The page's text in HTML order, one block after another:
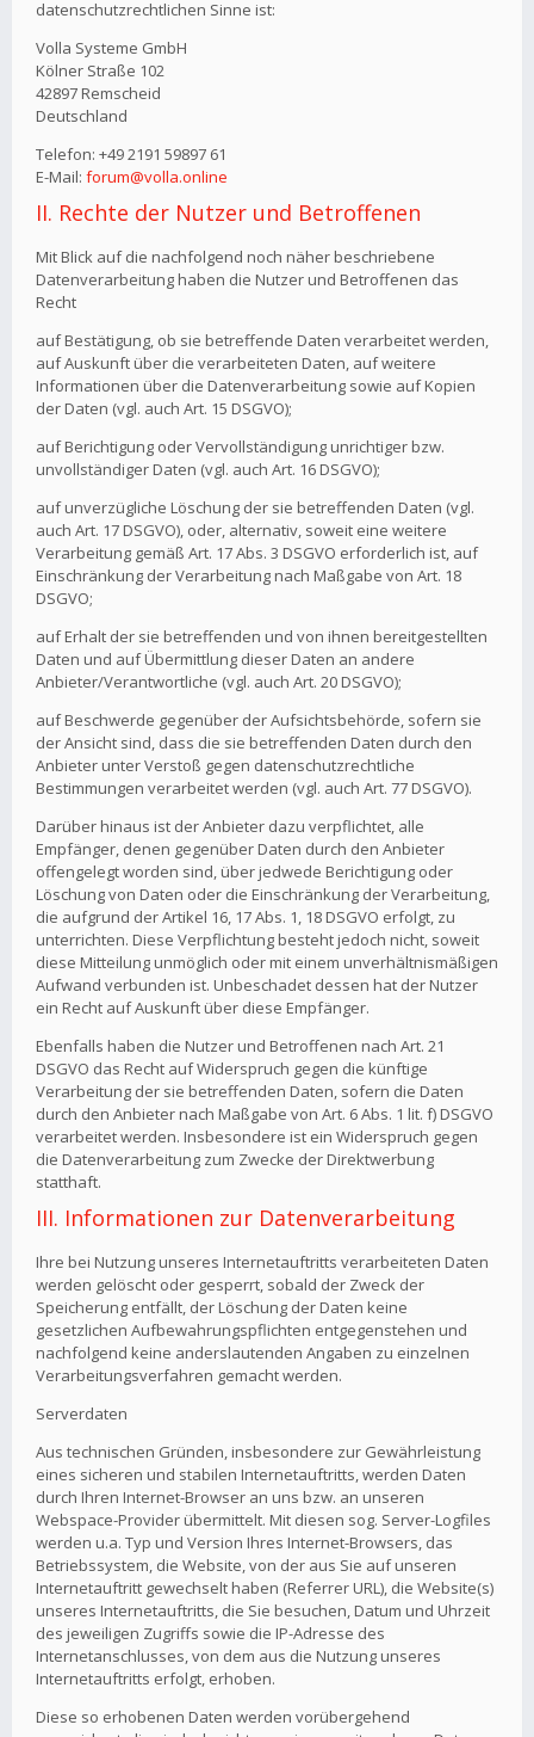
datenschutzrechtlichen Sinne ist:
Volla Systeme GmbH
Kölner Straße 102
42897 Remscheid
Deutschland
Telefon: +49 2191 59897 61
E-Mail: forum@volla.online
II. Rechte der Nutzer und Betroffenen
Mit Blick auf die nachfolgend noch näher beschriebene
Datenverarbeitung haben die Nutzer und Betroffenen das
Recht
auf Bestätigung, ob sie betreffende Daten verarbeitet werden,
auf Auskunft über die verarbeiteten Daten, auf weitere
Informationen über die Datenverarbeitung sowie auf Kopien
der Daten (vgl. auch Art. 15 DSGVO);
auf Berichtigung oder Vervollständigung unrichtiger bzw.
unvollständiger Daten (vgl. auch Art. 16 DSGVO);
auf unverzügliche Löschung der sie betreffenden Daten (vgl.
auch Art. 17 DSGVO), oder, alternativ, soweit eine weitere
Verarbeitung gemäß Art. 17 Abs. 3 DSGVO erforderlich ist, auf
Einschränkung der Verarbeitung nach Maßgabe von Art. 18
DSGVO;
auf Erhalt der sie betreffenden und von ihnen bereitgestellten
Daten und auf Übermittlung dieser Daten an andere
Anbieter/Verantwortliche (vgl. auch Art. 20 DSGVO);
auf Beschwerde gegenüber der Aufsichtsbehörde, sofern sie
der Ansicht sind, dass die sie betreffenden Daten durch den
Anbieter unter Verstoß gegen datenschutzrechtliche
Bestimmungen verarbeitet werden (vgl. auch Art. 77 DSGVO).
Darüber hinaus ist der Anbieter dazu verpflichtet, alle
Empfänger, denen gegenüber Daten durch den Anbieter
offengelegt worden sind, über jedwede Berichtigung oder
Löschung von Daten oder die Einschränkung der Verarbeitung,
die aufgrund der Artikel 16, 17 Abs. 1, 18 DSGVO erfolgt, zu
unterrichten. Diese Verpflichtung besteht jedoch nicht, soweit
diese Mitteilung unmöglich oder mit einem unverhältnismäßigen
Aufwand verbunden ist. Unbeschadet dessen hat der Nutzer
ein Recht auf Auskunft über diese Empfänger.
Ebenfalls haben die Nutzer und Betroffenen nach Art. 21
DSGVO das Recht auf Widerspruch gegen die künftige
Verarbeitung der sie betreffenden Daten, sofern die Daten
durch den Anbieter nach Maßgabe von Art. 6 Abs. 1 lit. f) DSGVO
verarbeitet werden. Insbesondere ist ein Widerspruch gegen
die Datenverarbeitung zum Zwecke der Direktwerbung
statthaft.
III. Informationen zur Datenverarbeitung
Ihre bei Nutzung unseres Internetauftritts verarbeiteten Daten
werden gelöscht oder gesperrt, sobald der Zweck der
Speicherung entfällt, der Löschung der Daten keine
gesetzlichen Aufbewahrungspflichten entgegenstehen und
nachfolgend keine anderslautenden Angaben zu einzelnen
Verarbeitungsverfahren gemacht werden.
Serverdaten
Aus technischen Gründen, insbesondere zur Gewährleistung
eines sicheren und stabilen Internetauftritts, werden Daten
durch Ihren Internet-Browser an uns bzw. an unseren
Webspace-Provider übermittelt. Mit diesen sog. Server-Logfiles
werden u.a. Typ und Version Ihres Internet-Browsers, das
Betriebssystem, die Website, von der aus Sie auf unseren
Internetauftritt gewechselt haben (Referrer URL), die Website(s)
unseres Internetauftritts, die Sie besuchen, Datum und Uhrzeit
des jeweiligen Zugriffs sowie die IP-Adresse des
Internetanschlusses, von dem aus die Nutzung unseres
Internetauftritts erfolgt, erhoben.
Diese so erhobenen Daten werden vorübergehend